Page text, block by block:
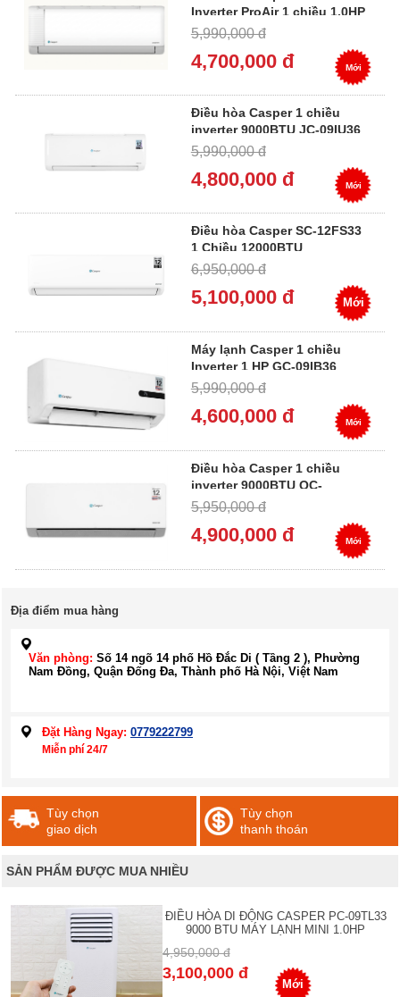
Inverter ProAir 1 chiều 1.0HP
5,990,000 đ
4,700,000 đ Mới
Điều hòa Casper 1 chiều
inverter 9000BTU JC-09IU36
5,990,000 đ
4,800,000 đ Mới
Điều hòa Casper SC-12FS33
1 Chiều 12000BTU
6,950,000 đ
5,100,000 đ Mới
Máy lạnh Casper 1 chiều
Inverter 1 HP GC-09IB36
5,990,000 đ
4,600,000 đ Mới
Điều hòa Casper 1 chiều
inverter 9000BTU QC-
09IU36A
5,950,000 đ
4,900,000 đ Mới
Địa điểm mua hàng
Văn phòng: Số 14 ngõ 14 phố Hồ Đắc Di ( Tầng 2 ), Phường
Nam Đồng, Quận Đống Đa, Thành phố Hà Nội, Việt Nam
Đặt Hàng Ngay: 0779222799
Miễn phí 24/7
Tùy chọn
giao dịch
Tùy chọn
thanh thoán
SẢN PHẨM ĐƯỢC MUA NHIỀU
ĐIỀU HÒA DI ĐỘNG CASPER PC-09TL33
9000 BTU MÁY LẠNH MINI 1.0HP
4,950,000 đ
3,100,000 đ
Mới